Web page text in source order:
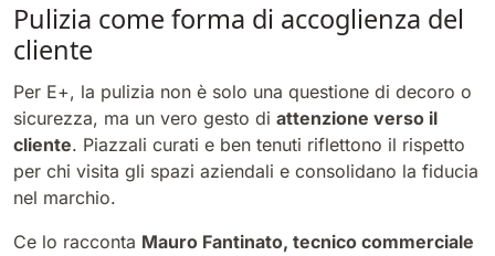
4980 m²/h
E85
Pulizia come forma di accoglienza del
cliente
Per E+, la pulizia non è solo una questione di decoro o
sicurezza, ma un vero gesto di attenzione verso il
cliente. Piazzali curati e ben tenuti riflettono il rispetto
per chi visita gli spazi aziendali e consolidano la fiducia
nel marchio.
Ce lo racconta Mauro Fantinato, tecnico commerciale